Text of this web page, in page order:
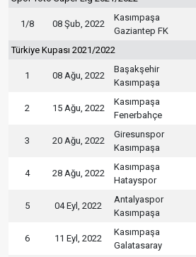
1/8 08 Şub, 2022
Kasımpaşa
Gaziantep FK
Türkiye Kupası 2021/2022
1 08 Ağu, 2022
Başakşehir
Kasımpaşa
2 15 Ağu, 2022
Kasımpaşa
Fenerbahçe
3 20 Ağu, 2022
Giresunspor
Kasımpaşa
4 28 Ağu, 2022
Kasımpaşa
Hatayspor
5 04 Eyl, 2022
Antalyaspor
Kasımpaşa
6 11 Eyl, 2022
Kasımpaşa
Galatasaray